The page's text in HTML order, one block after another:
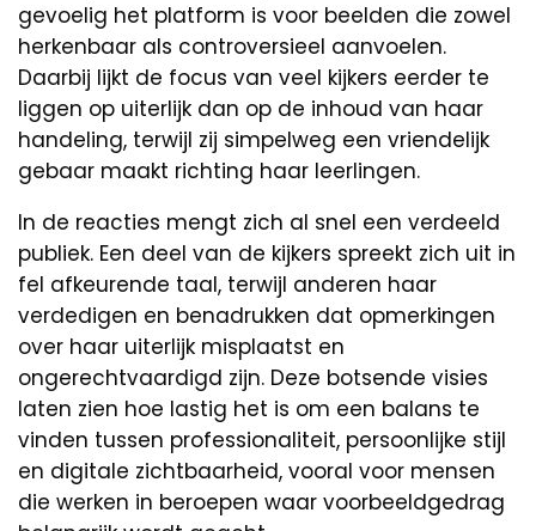
gevoelig het platform is voor beelden die zowel
herkenbaar als controversieel aanvoelen.
Daarbij lijkt de focus van veel kijkers eerder te
liggen op uiterlijk dan op de inhoud van haar
handeling, terwijl zij simpelweg een vriendelijk
gebaar maakt richting haar leerlingen.
In de reacties mengt zich al snel een verdeeld
publiek. Een deel van de kijkers spreekt zich uit in
fel afkeurende taal, terwijl anderen haar
verdedigen en benadrukken dat opmerkingen
over haar uiterlijk misplaatst en
ongerechtvaardigd zijn. Deze botsende visies
laten zien hoe lastig het is om een balans te
vinden tussen professionaliteit, persoonlijke stijl
en digitale zichtbaarheid, vooral voor mensen
die werken in beroepen waar voorbeeldgedrag